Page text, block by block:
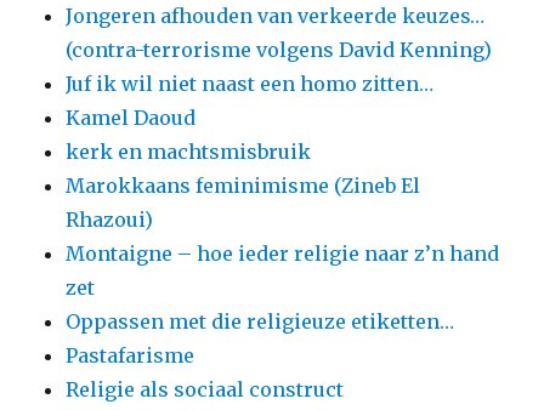
Jongeren afhouden van verkeerde keuzes…
(contra-terrorisme volgens David Kenning)
Juf ik wil niet naast een homo zitten…
Kamel Daoud
kerk en machtsmisbruik
Marokkaans feminimisme (Zineb El
Rhazoui)
Montaigne – hoe ieder religie naar z’n hand
zet
Oppassen met die religieuze etiketten…
Pastafarisme
Religie als sociaal construct